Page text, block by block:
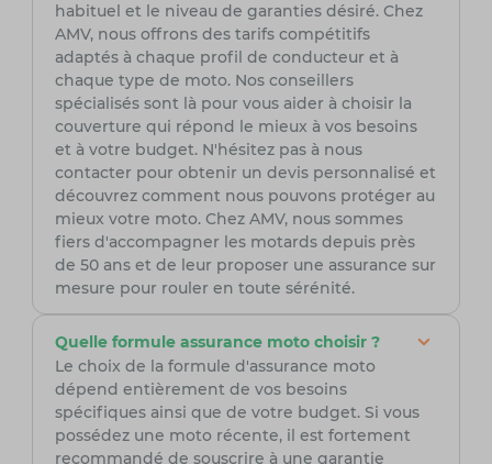
habituel et le niveau de garanties désiré. Chez
AMV, nous offrons des tarifs compétitifs
adaptés à chaque profil de conducteur et à
chaque type de moto. Nos conseillers
spécialisés sont là pour vous aider à choisir la
couverture qui répond le mieux à vos besoins
et à votre budget. N'hésitez pas à nous
contacter pour obtenir un devis personnalisé et
découvrez comment nous pouvons protéger au
mieux votre moto. Chez AMV, nous sommes
fiers d'accompagner les motards depuis près
de 50 ans et de leur proposer une assurance sur
mesure pour rouler en toute sérénité.
Quelle formule assurance moto choisir ?
Le choix de la formule d'assurance moto
dépend entièrement de vos besoins
spécifiques ainsi que de votre budget. Si vous
possédez une moto récente, il est fortement
recommandé de souscrire à une garantie